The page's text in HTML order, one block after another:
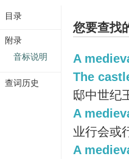
您要查找
A
The
邸中世纪
A
业行会或
A
目录
附录
音标说明
查词历史